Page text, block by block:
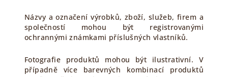
Názvy a označení výrobků, zboží, služeb, firem a
společností mohou být registrovanými
ochrannými známkami příslušných vlastníků.
Fotografie produktů mohou být ilustrativní. V
případně více barevných kombinací produktů